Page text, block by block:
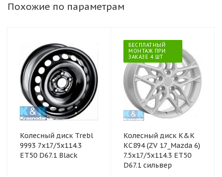
Похожие по параметрам
Колесный диск Trebl
9993 7x17/5x114.3
ET50 D67.1 Black
БЕСПЛАТНЫЙ
МОНТАЖ ПРИ
ЗАКАЗЕ 4 ШТ
Колесный диск K&K
КС894 (ZV 17_Mazda 6)
7.5x17/5x114.3 ET50
D67.1 сильвер